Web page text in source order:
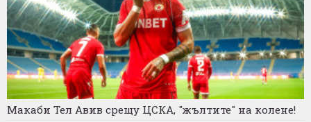
Макаби Тел Авив срещу ЦСКА, "жълтите" на колене!